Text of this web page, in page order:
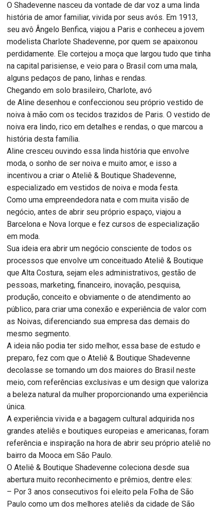
O Shadevenne nasceu da vontade de dar voz a uma linda
história de amor familiar, vivida por seus avós. Em 1913,
seu avô Ângelo Benfica, viajou a Paris e conheceu a jovem
modelista Charlote Shadevenne, por quem se apaixonou
perdidamente. Ele cortejou a moça que largou tudo que tinha
na capital parisiense, e veio para o Brasil com uma mala,
alguns pedaços de pano, linhas e rendas.
Chegando em solo brasileiro, Charlote, avó
de Aline desenhou e confeccionou seu próprio vestido de
noiva à mão com os tecidos trazidos de Paris. O vestido de
noiva era lindo, rico em detalhes e rendas, o que marcou a
história desta família.
Aline cresceu ouvindo essa linda história que envolve
moda, o sonho de ser noiva e muito amor, e isso a
incentivou a criar o Ateliê & Boutique Shadevenne,
especializado em vestidos de noiva e moda festa.
Como uma empreendedora nata e com muita visão de
negócio, antes de abrir seu próprio espaço, viajou a
Barcelona e Nova Iorque e fez cursos de especialização
em moda.
Sua ideia era abrir um negócio consciente de todos os
processos que envolve um conceituado Ateliê & Boutique
que Alta Costura, sejam eles administrativos, gestão de
pessoas, marketing, financeiro, inovação, pesquisa,
produção, conceito e obviamente o de atendimento ao
público, para criar uma conexão e experiência de valor com
as Noivas, diferenciando sua empresa das demais do
mesmo segmento.
A ideia não podia ter sido melhor, essa base de estudo e
preparo, fez com que o Ateliê & Boutique Shadevenne
decolasse se tornando um dos maiores do Brasil neste
meio, com referências exclusivas e um design que valoriza
a beleza natural da mulher proporcionando uma experiência
única.
A experiência vivida e a bagagem cultural adquirida nos
grandes ateliês e boutiques europeias e americanas, foram
referência e inspiração na hora de abrir seu próprio ateliê no
bairro da Mooca em São Paulo.
O Ateliê & Boutique Shadevenne coleciona desde sua
abertura muito reconhecimento e prêmios, dentre eles:
– Por 3 anos consecutivos foi eleito pela Folha de São
Paulo como um dos melhores ateliês da cidade de São